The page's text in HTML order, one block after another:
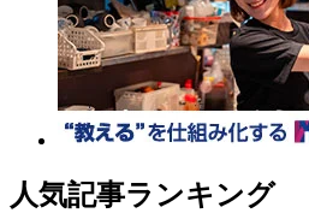
人気記事ランキング